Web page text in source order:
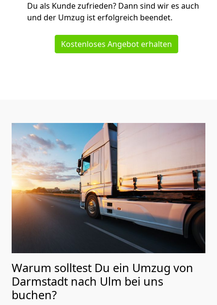
Du als Kunde zufrieden? Dann sind wir es auch
und der Umzug ist erfolgreich beendet.
Kostenloses Angebot erhalten
Warum solltest Du ein Umzug von
Darmstadt nach Ulm bei uns
buchen?